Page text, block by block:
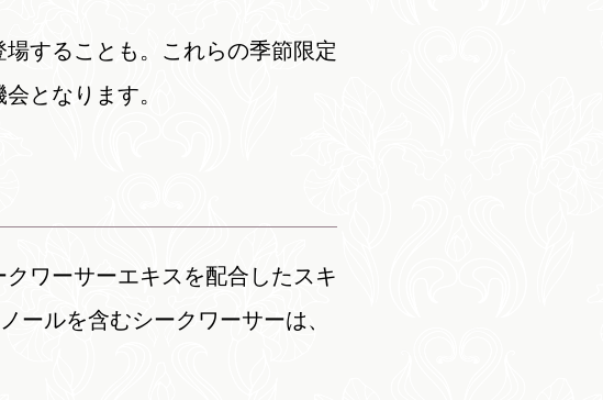
することも。これらの季節限定
となります。
ワーサーエキスを配合したスキ
ールを含むシークワーサーは、